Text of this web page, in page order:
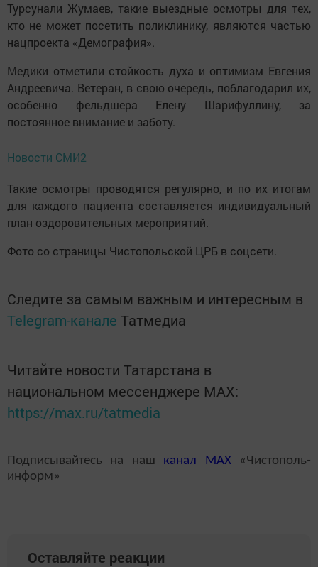
Турсунали Жумаев, такие выездные осмотры для тех,
кто не может посетить поликлинику, являются частью
нацпроекта «Демография».
Медики отметили стойкость духа и оптимизм Евгения
Андреевича. Ветеран, в свою очередь, поблагодарил их,
особенно фельдшера Елену Шарифуллину, за
постоянное внимание и заботу.
Новости СМИ2
Такие осмотры проводятся регулярно, и по их итогам
для каждого пациента составляется индивидуальный
план оздоровительных мероприятий.
Фото со страницы Чистопольской ЦРБ в соцсети.
Следите за самым важным и интересным в
Telegram-канале Татмедиа
Читайте новости Татарстана в
национальном мессенджере MАХ:
https://max.ru/tatmedia
Подписывайтесь на наш канал MAX«Чистополь-
информ»
Оставляйте реакции